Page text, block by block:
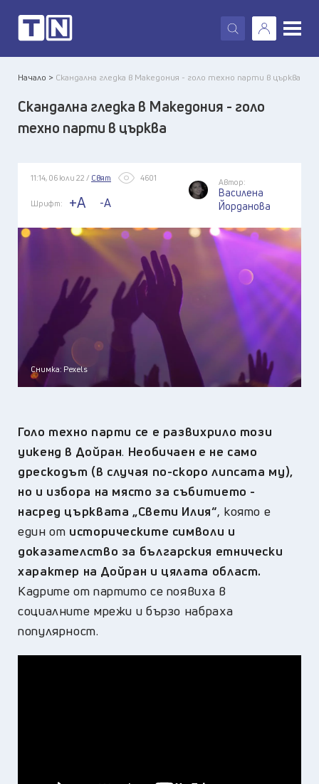
X
Начало > Скандална гледка в Македония - голо техно парти в църква
Скандална гледка в Македония - голо
техно парти в църква
11:14, 06 юли 22 / Свят 4601
Шрифт: +A -A
Автор:
Василена
Йорданова
Снимка: Pexels
Голо техно парти се е развихрило този
уикенд в Дойран. Необичаен е не само
дрескодът (в случая по-скоро липсата му),
но и избора на място за събитието -
насред църквата „Свети Илия“, която е
един от историческите символи и
доказателство за българския етнически
характер на Дойран и цялата област.
Кадрите от партито се появиха в
социалните мрежи и бързо набраха
популярност.